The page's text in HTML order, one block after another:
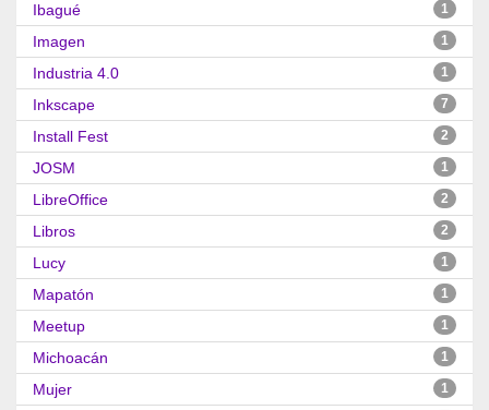
Ibagué 1
Imagen 1
Industria 4.0 1
Inkscape 7
Install Fest 2
JOSM 1
LibreOffice 2
Libros 2
Lucy 1
Mapatón 1
Meetup 1
Michoacán 1
Mujer 1